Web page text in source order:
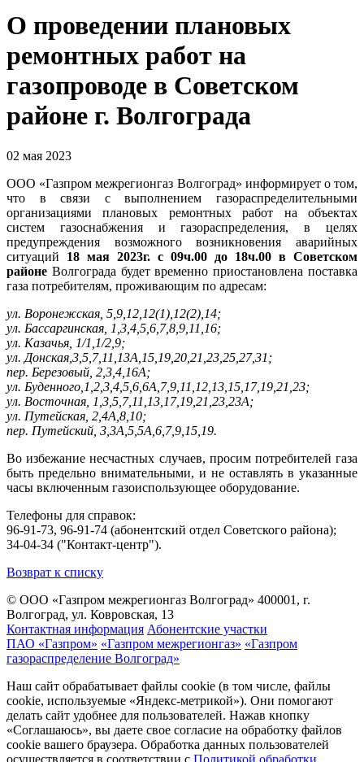
О проведении плановых
ремонтных работ на
газопроводе в Советском
районе г. Волгограда
02 мая 2023
ООО «Газпром межрегионгаз Волгоград» информирует о том,
что в связи с выполнением газораспределительными
организациями плановых ремонтных работ на объектах
систем газоснабжения и газораспределения, в целях
предупреждения возможного возникновения аварийных
ситуаций 18 мая 2023г. с 09ч.00 до 18ч.00 в Советском
районе Волгограда будет временно приостановлена поставка
газа потребителям, проживающим по адресам:
ул. Воронежская, 5,9,12,12(1),12(2),14;
ул. Бассаргинская, 1,3,4,5,6,7,8,9,11,16;
ул. Казачья, 1/1,1/2,9;
ул. Донская,3,5,7,11,13А,15,19,20,21,23,25,27,31;
пер. Березовый, 2,3,4,16А;
ул. Буденного,1,2,3,4,5,6,6А,7,9,11,12,13,15,17,19,21,23;
ул. Восточная, 1,3,5,7,11,13,17,19,21,23,23А;
ул. Путейская, 2,4А,8,10;
пер. Путейский, 3,3А,5,5А,6,7,9,15,19.
Во избежание несчастных случаев, просим потребителей газа
быть предельно внимательными, и не оставлять в указанные
часы включенным газоиспользующее оборудование.
Телефоны для справок:
96-91-73, 96-91-74 (абонентский отдел Советского района);
34-04-34 ("Контакт-центр").
Возврат к списку
© ООО «Газпром межрегионгаз Волгоград» 400001, г.
Волгоград, ул. Ковровская, 13
Контактная информация Абонентские участки
ПАО «Газпром» «Газпром межрегионгаз» «Газпром
газораспределение Волгоград»
Наш сайт обрабатывает файлы cookie (в том числе, файлы
cookie, используемые «Яндекс-метрикой»). Они помогают
делать сайт удобнее для пользователей. Нажав кнопку
«Соглашаюсь», вы даете свое согласие на обработку файлов
cookie вашего браузера. Обработка данных пользователей
осуществляется в соответствии с Политикой обработки